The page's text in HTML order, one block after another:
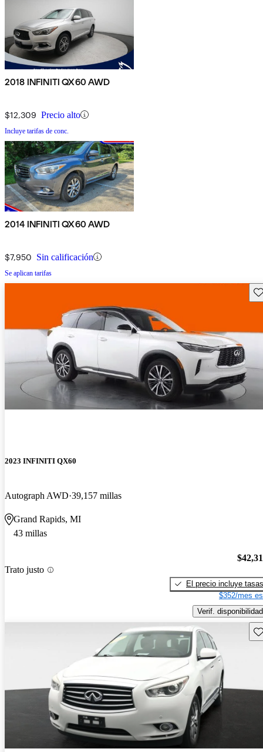
2018 INFINITI QX60 AWD
$12,309 Precio alto
Incluye tarifas de conc.
2014 INFINITI QX60 AWD
$7,950 Sin calificación
Se aplican tarifas
2023 INFINITI QX60
Autograph AWD 39,157 millas
Grand Rapids, MI
43 millas
Trato justo
El precio incluye tasas
$352/mes
Verif. disponibilidad